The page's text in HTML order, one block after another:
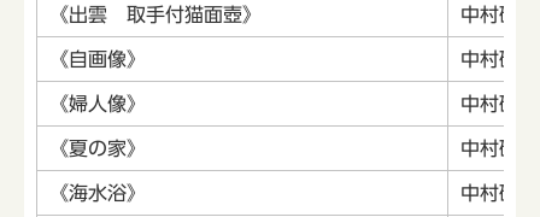
《出雲 取手付猫面壺》 中村研一
《自画像》 中村研一
《婦人像》 中村研一
《夏の家》 中村研一
《海水浴》 中村研一